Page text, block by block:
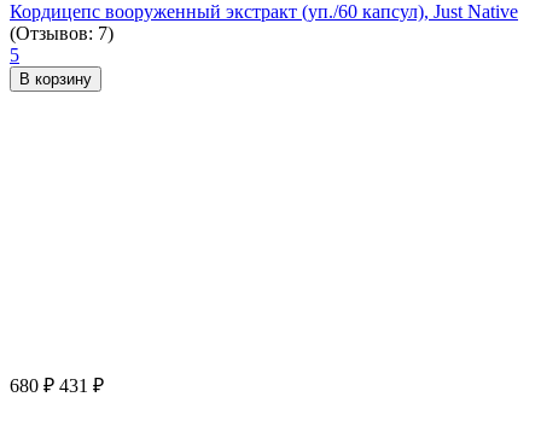
Кордицепс вооруженный экстракт (уп./60 капсул), Just Native
(Отзывов: 7)
5
В корзину
680 ₽ 431 ₽